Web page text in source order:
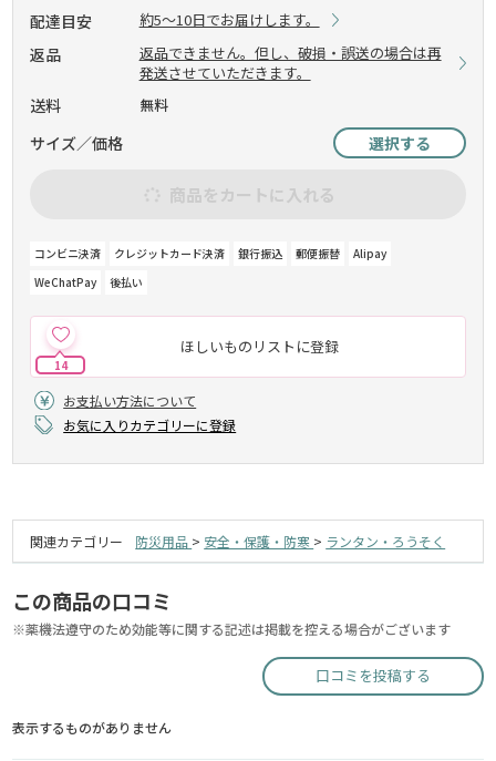
配達目安 約5～10日でお届けします。
返品
返品できません。但し、破損・誤送の場合は再
発送させていただきます。
送料 無料
サイズ／価格 選択する
商品をカートに入れる
コンビニ決済 クレジットカード決済 銀行振込 郵便振替
Alipay
WeChatPay
後払い
ほしいものリストに登録
14
お支払い方法について
お気に入りカテゴリーに登録
関連カテゴリー 防災用品 > 安全・保護・防寒 > ランタン・ろうそく
この商品の口コミ
※薬機法遵守のため効能等に関する記述は掲載を控える場合がございます
口コミを投稿する
表示するものがありません